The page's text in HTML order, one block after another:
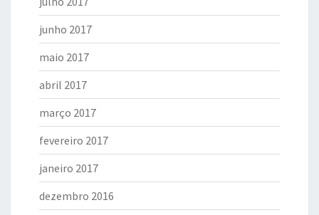
junho 2017
maio 2017
abril 2017
março 2017
fevereiro 2017
janeiro 2017
dezembro 2016